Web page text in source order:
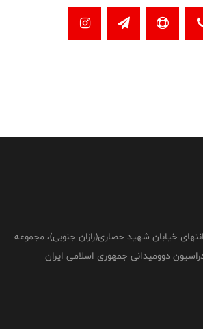
انتهای خیابان شهید حصاری(رازان جنوبی)، مجموعه
دوومیدانی جمهوری اسلامی ایران